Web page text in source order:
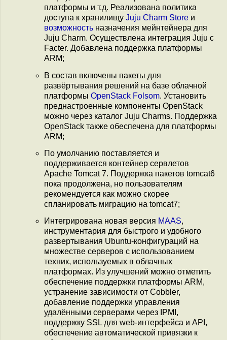
платформы и т.д. Реализована политика
доступа к хранилищу Juju Charm Store и
возможность назначения мейнтейнера для
Juju Charm. Осуществлена интеграция Juju с
Facter. Добавлена поддержка платформы
ARM;
В состав включены пакеты для
развёртывания решений на базе облачной
платформы OpenStack Folsom. Установить
преднастроенные компоненты OpenStack
можно через каталог Juju Charms. Поддержка
OpenStack также обеспечена для платформы
ARM;
По умолчанию поставляется и
поддерживается контейнер сервлетов
Apache Tomcat 7. Поддержка пакетов tomcat6
пока продолжена, но пользователям
рекомендуется как можно скорее
спланировать миграцию на tomcat7;
Интегрирована новая версия MAAS,
инструментария для быстрого и удобного
развертывания Ubuntu-конфигураций на
множестве серверов с использованием
техник, используемых в облачных
платформах. Из улучшений можно отметить
обеспечение поддержки платформы ARM,
устранение зависимости от Cobbler,
добавление поддержки управления
удалёнными серверами через IPMI,
поддержку SSL для web-интерфейса и API,
обеспечение автоматической привязки к